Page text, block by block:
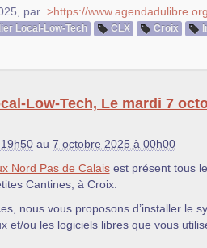
par >https://
Local-Low-Tech CLX Croix
Low-Tech, Le mardi 7
au 7 octobre 2025 à 00h00
Nord Pas de Calaisest présent tous
Cantines, à Croix.
nous vous proposons d’installer le
et/ou les logiciels libres que vous